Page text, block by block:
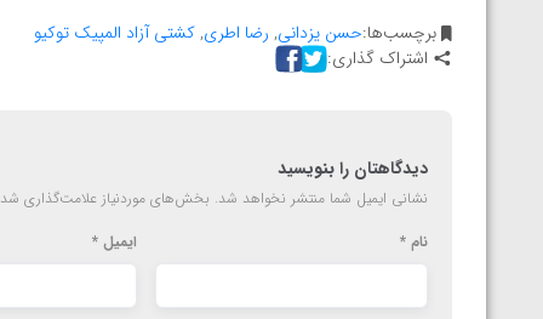
برچسب‌ها:حسن یزدانی, رضا اطری,کشتی آزاد المپیک توکیو
اشتراک گذاری:
دیدگاهتان را بنویسید
نشانی ایمیل شما منتشر نخواهد شد. بخش‌های موردنیاز علامت‌گذاری
نام * ایمیل*